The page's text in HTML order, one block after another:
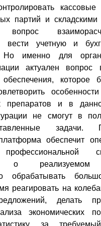
кассовые
партий и складскими
вопрос
вести учетную и
Но именно для
актуален вопрос
обеспечения, которое
препаратов и в
не смогут в
задачи.
обеспечит
о реализуемом
обрабатывать
реагировать на
делать
экономических
за